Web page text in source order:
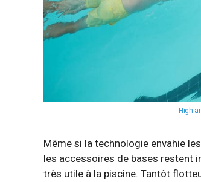
High
Même si la technologie envahie
les accessoires de bases restent
très utile à la piscine. Tantôt